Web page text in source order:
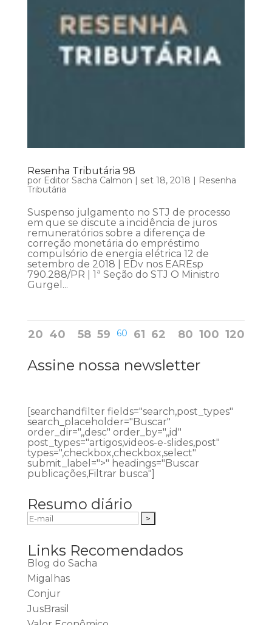
Resenha Tributária 98
por Editor Sacha Calmon set 18, 2018
Resenha
Tributária
Suspenso julgamento no STJ de processo
em que se discute a incidência de juros
remuneratórios sobre a diferença de
correção monetária do empréstimo
compulsório de energia elétrica 12 de
setembro de 2018 | EDv nos EAREsp
790.288/PR | 1ª Seção do STJ O Ministro
Gurgel...
20 40 58 59 60 61 62 80 100 120
Assine nossa newsletter
[searchandfilter fields="search,post_types"
search_placeholder="Buscar"
order_dir=",,desc" order_by=",,id"
post_types="artigos,videos-e-slides,post"
types=",checkbox,checkbox,select"
submit_label=">" headings="Buscar
publicações,Filtrar busca"]
Resumo diário
Links Recomendados
Blog do Sacha
Migalhas
Conjur
JusBrasil